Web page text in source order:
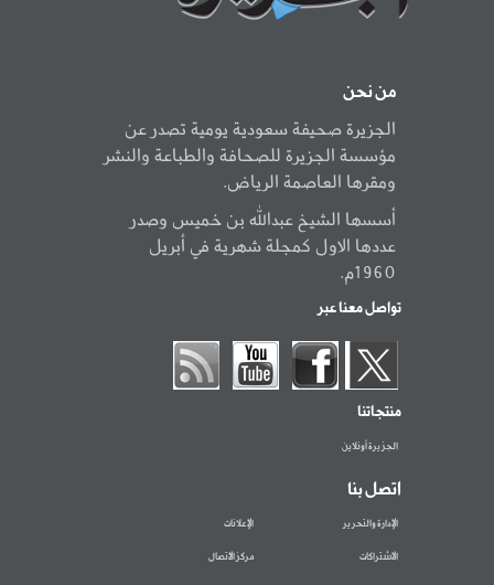
من نحن
الجزيرة صحيفة سعودية يومية تصدر عن
مؤسسة الجزيرة للصحافة والطباعة والنشر
ومقرها العاصمة الرياض.
أسسها الشيخ عبدالله بن خميس وصدر
عددها الاول كمجلة شهرية في أبريل
1960م.
تواصل معنا عبر
منتجاتنا
الجزيرة أونلاين
اتصل بنا
الإدارة والتحرير الإعلانات
الاشتراكات مركز الاتصال